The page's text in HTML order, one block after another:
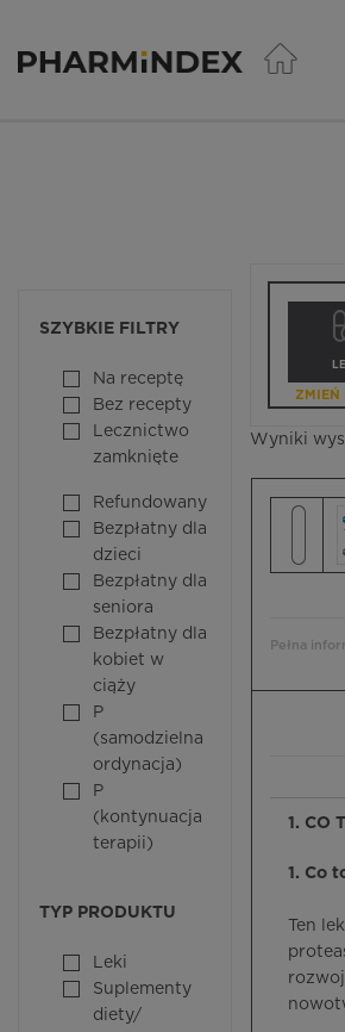
Pharmindex -
SZYBKIE FILTRY
Na receptę
Bez recepty
Lecznictwo
zamknięte
Refundowany
Bezpłatny dla
dzieci
Bezpłatny dla
seniora
Bezpłatny dla
kobiet w
ciąży
P
(samodzielna
ordynacja)
P
(kontynuacja
terapii)
TYP PRODUKTU
Leki
Suplementy
diety/
ZMIEŃ
Wyniki
Pełna
1. CO
1. Co
Ten